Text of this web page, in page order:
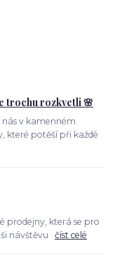
trochu rozkvetli 🌸
v kamenném
které potěší při každé
prodejny, která se pro
návštěvu číst celé